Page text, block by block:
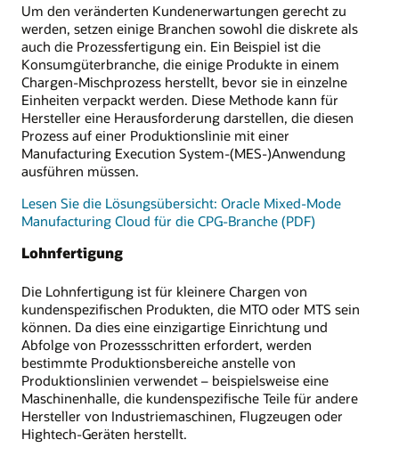
Um den veränderten Kundenerwartungen gerecht zu
werden, setzen einige Branchen sowohl die diskrete als
auch die Prozessfertigung ein. Ein Beispiel ist die
Konsumgüterbranche, die einige Produkte in einem
Chargen-Mischprozess herstellt, bevor sie in einzelne
Einheiten verpackt werden. Diese Methode kann für
Hersteller eine Herausforderung darstellen, die diesen
Prozess auf einer Produktionslinie mit einer
Manufacturing Execution System-(MES-)Anwendung
ausführen müssen.
Lesen Sie die Lösungsübersicht: Oracle Mixed-Mode
Manufacturing Cloud für die CPG-Branche (PDF)
Lohnfertigung
Die Lohnfertigung ist für kleinere Chargen von
kundenspezifischen Produkten, die MTO oder MTS sein
können. Da dies eine einzigartige Einrichtung und
Abfolge von Prozessschritten erfordert, werden
bestimmte Produktionsbereiche anstelle von
Produktionslinien verwendet – beispielsweise eine
Maschinenhalle, die kundenspezifische Teile für andere
Hersteller von Industriemaschinen, Flugzeugen oder
Hightech-Geräten herstellt.